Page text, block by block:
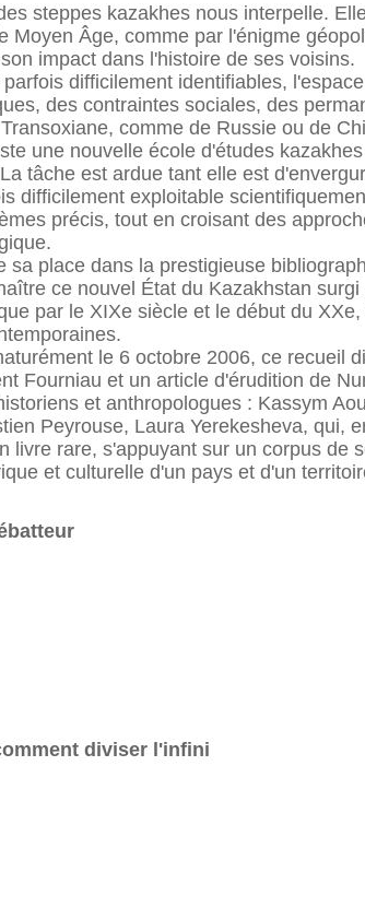
steppes kazakhes nous interpelle.
Moyen Âge, comme par l'énigme
impact dans l'histoire de ses voisins.
difficilement identifiables,
des contraintes sociales, des
comme de Russie ou de
une nouvelle école d'études
tâche est ardue tant elle est
difficilement exploitable
précis, tout en croisant des
place dans la prestigieuse
ce nouvel État du Kazakhstan
par le XIXe siècle et le début du
le 6 octobre 2006, ce recueil
Fourniau et un article d'érudition de
et anthropologues : Kassym
Peyrouse, Laura Yerekesheva, qui,
livre rare, s'appuyant sur un corpus de
et culturelle d'un pays et d'un
diviser l'infini